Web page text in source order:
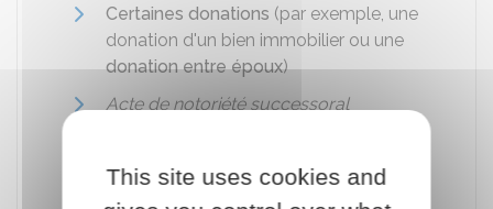
Certaines donations (par exemple, une
donation d'un bien immobilier ou une
donation entre époux)
Acte de notoriété successoral
Consentement à uneprocréation
This site uses cookies and